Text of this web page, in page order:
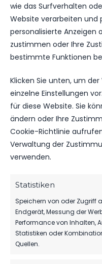
wie das Surfverhalten
Website verarbeiten und
personalisierte Anzeigen
zustimmen oder Ihre
bestimmte Funktionen
Klicken Sie unten, um
einzelne Einstellungen
für diese Website. Sie
ändern oder Ihre
Cookie-Richtlinie
Verwaltung der
verwenden.
Statistiken
Speichern von oder Zugriff
Endgerät, Messung der
Performance von Inhalten,
Statistiken oder
Quellen.
OFFIZIELLE
DEIN
kompakt auf einen
TICKETS
Eintrittspreise
Nächste Partien
PARTNER